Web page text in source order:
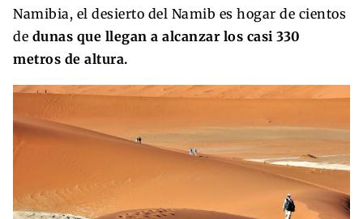
Namibia, el desierto del Namib es hogar de cientos
de dunas que llegan a alcanzar los casi 330
metros de altura.